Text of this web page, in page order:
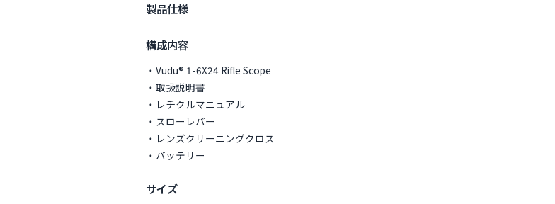
製品仕様
構成内容
・Vudu® 1-6X24 Rifle Scope
・取扱説明書
・レチクルマニュアル
・スローレバー
・レンズクリーニングクロス
・バッテリー
サイズ